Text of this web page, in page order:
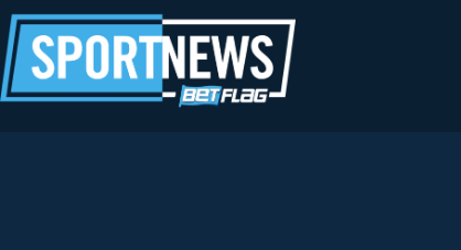
al
contenuto